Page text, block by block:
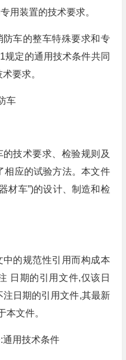
用装置的技术要求。
车的整车特殊要求和专
规定的通用技术条件共同
要求。
车
技术要求、检验规则及
相应的试验方法。本文件
材车”)的设计、制造和检
的规范性引用而构成本
日期的引用文件,仅该日
日期的引用文件,其最新
本文件。
通用技术条件